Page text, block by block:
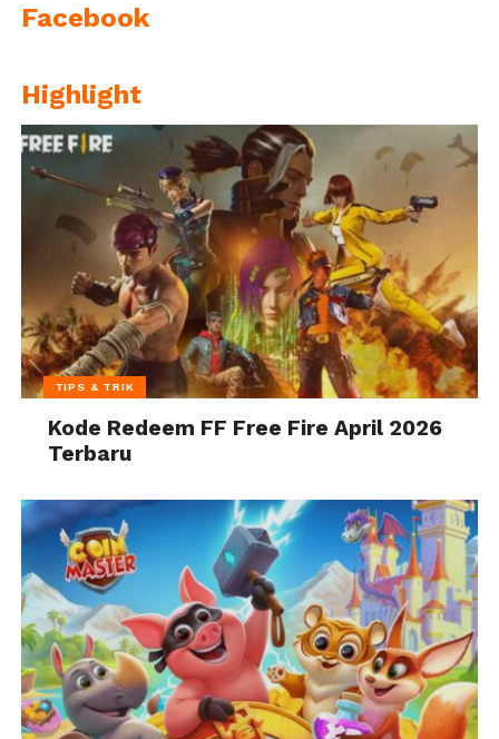
Facebook
Highlight
TIPS & TRIK
Kode Redeem FF Free Fire April 2026
Terbaru